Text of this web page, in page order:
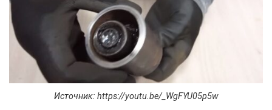
Источник: https://youtu.be/_WgFYU05p5w